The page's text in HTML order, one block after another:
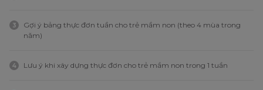
3
Gợi ý bảng thực đơn tuần cho trẻ mầm non (theo 4 mùa trong
năm)
4 Lưu ý khi xây dựng thực đơn cho trẻ mầm non trong 1 tuần